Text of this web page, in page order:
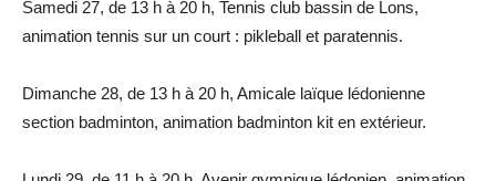
Samedi 27, de 13 h à 20 h, Tennis club bassin de Lons,
animation tennis sur un court : pikleball et paratennis.
Dimanche 28, de 13 h à 20 h, Amicale laïque lédonienne
section badminton, animation badminton kit en extérieur.